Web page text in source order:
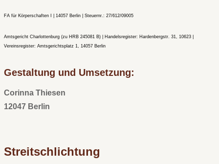
FA für Körperschaften I | 14057 Berlin | Steuernr.: 27/612/09005
Amtsgericht Charlottenburg (zu HRB 245081 B) | Handelsregister: Hardenbergstr. 31, 10623 |
Vereinsregister: Amtsgerichtsplatz 1, 14057 Berlin
Gestaltung und Umsetzung:
Corinna Thiesen
12047 Berlin
Streitschlichtung